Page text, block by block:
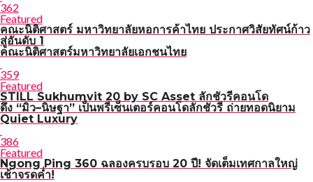
362
Featured
คณะนิติศาสตร์ มหาวิทยาลัยหอการค้าไทย ประกาศวิสัยทัศน์ก้าว
สู่อันดับ 1
คณะนิติศาสตร์มหาวิทยาลัยเอกชนไทย
359
Featured
STILL Sukhumvit 20 by SC Asset ลักชัวรีคอนโด
ดึง “มิว–นิษฐา” เป็นพรีเซ็นเตอร์คอนโดลักชัวรี ถ่ายทอดนิยาม
Quiet Luxury
386
Featured
Ngong Ping 360 ฉลองครบรอบ 20 ปี! จัดเต็มเทศกาลใหญ่
เช้าจรดค่ำ!